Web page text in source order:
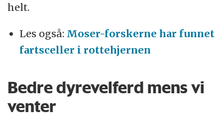
helt.
Les også: Moser-forskerne har funnet
fartsceller i rottehjernen
Bedre dyrevelferd mens vi
venter